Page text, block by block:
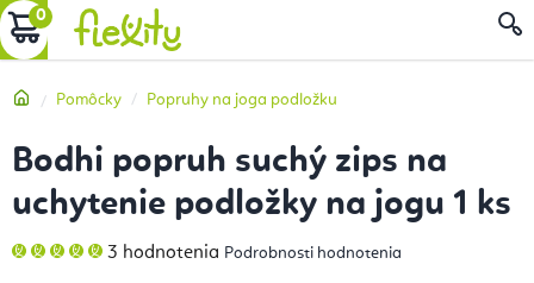
Prejsť
na
NÁKUPNÝ
DomovPomôcky Popruhy na joga podložku
Bodhi popruh suchý zips na
uchytenie podložky na jogu 1 ks
Priemerné
hodnotenie
3 hodnotenia Podrobnosti hodnotenia